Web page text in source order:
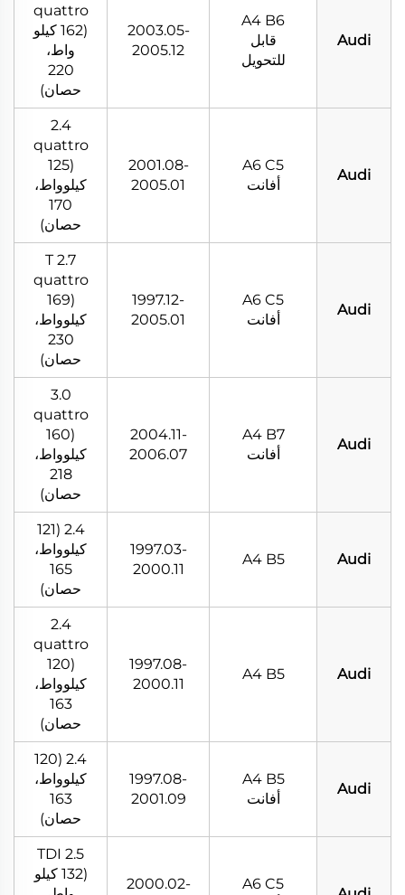
Audi
A4 B6
قابل
للتحويل
2003.05-
2005.12
quattro
(162 كيلو
واط،
220
حصان)
Audi
A6 C5
أفانت
2001.08-
2005.01
2.4
quattro
(125
كيلوواط،
170
حصان)
Audi
A6 C5
أفانت
1997.12-
2005.01
2.7 T
quattro
(169
كيلوواط،
230
حصان)
Audi
A4 B7
أفانت
2004.11-
2006.07
3.0
quattro
(160
كيلوواط،
218
حصان)
Audi
A4 B5
1997.03-
2000.11
2.4 (121
كيلوواط،
165
حصان)
Audi
A4 B5
1997.08-
2000.11
2.4
quattro
(120
كيلوواط،
163
حصان)
Audi
A4 B5
أفانت
1997.08-
2001.09
2.4 (120
كيلوواط،
163
حصان)
A6 C5
2000.02-
2.5 TDI
(132 كيلو